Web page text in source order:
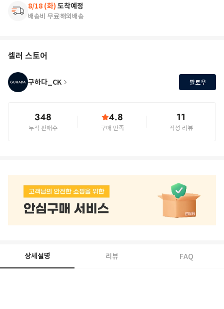
8/18 (화) 도착예정
배송비 무료해외배송
셀러 스토어
구하다_CK 팔로우
348
누적 판매수
4.8
구매 만족
11
작성 리뷰
상세설명 리뷰 FAQ